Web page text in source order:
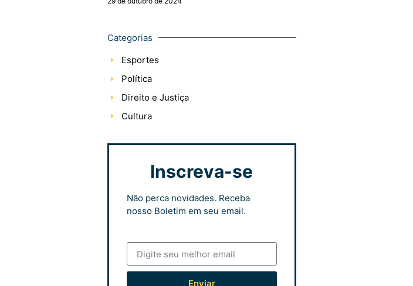
Categorias
Esportes
Política
Direito e Justiça
Cultura
Inscreva-se
Não perca novidades. Receba
nosso Boletim em seu email.
Enviar